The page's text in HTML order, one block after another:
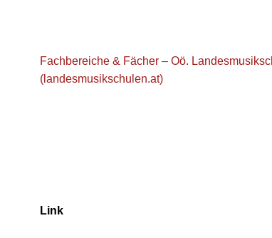
Fachbereiche & Fächer – Oö.
(landesmusikschulen.at)
Link